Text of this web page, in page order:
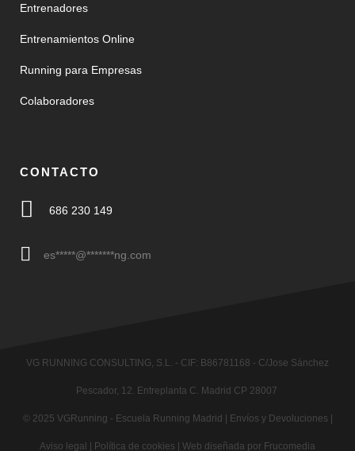
Entrenadores
Entrenamientos Online
Running para Empresas
Colaboradores
CONTACTO
686 230 149
es*****@*******ng.com
VG RUNNING CONSULTING, S.L. - CIF: B86781168 - C/Jose Sánchez
Pescador, 12. Entreplanta C. Madrid CP 28007
© 2025 VGRunning - Escuela Running Madrid | Envíos y Devoluciones |
Aviso legal | Política de cookies | Web diseñada por Frucomedia